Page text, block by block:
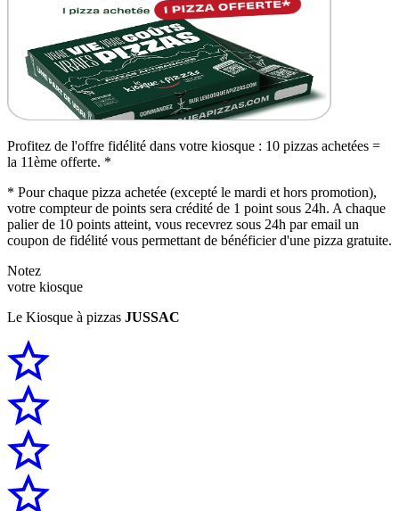
Profitez de l'offre fidélité dans votre kiosque : 10 pizzas achetées =
la 11ème offerte. *
* Pour chaque pizza achetée (excepté le mardi et hors promotion),
votre compteur de points sera crédité de 1 point sous 24h. A chaque
palier de 10 points atteint, vous recevrez sous 24h par email un
coupon de fidélité vous permettant de bénéficier d'une pizza gratuite.
Notez
votre kiosque
Le Kiosque à pizzas JUSSAC